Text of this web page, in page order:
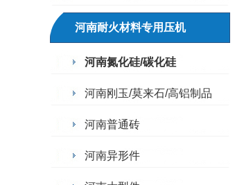
河南耐火材料专用压机
河南氮化硅/碳化硅
河南刚玉/莫来石/高铝制品
河南普通砖
河南异形件